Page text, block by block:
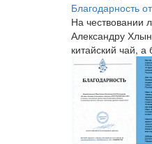
Благодарность
На чествовании
Александру
китайский чай,